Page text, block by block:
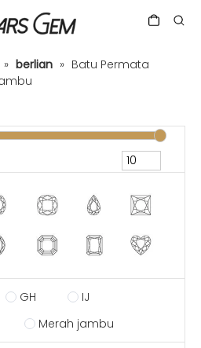
» berlian » Batu Permata
GH
IJ
Merah jambu